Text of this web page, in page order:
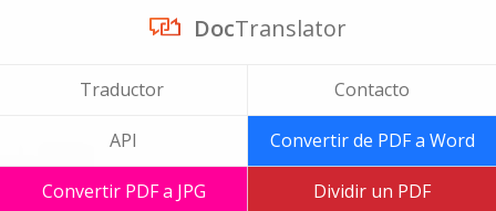
DocTranslator
Traductor Contacto
API Convertir de PDF a Word
Convertir PDF a JPG Dividir un PDF